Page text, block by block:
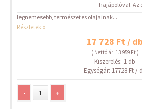
hajápolóval. Az
legnemesebb, természetes olajainak...
Részletek »
17 728 Ft /
( Nettó ár: 13 959 Ft )
Kiszerelés: 1 db
Egységár: 17728 Ft /
- +